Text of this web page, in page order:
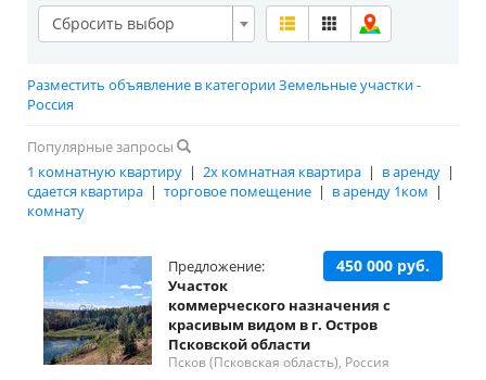
Сбросить выбор
Разместить объявление в категории Земельные участки -
Россия
Популярные запросы
1 комнатную квартиру | 2х комнатная квартира | в аренду |
сдается квартира | торговое помещение | в аренду 1ком |
комнату
450 000 руб.
Предложение:
Участок
коммерческого назначения с
красивым видом в г. Остров
Псковской области
Псков (Псковская область), Россия